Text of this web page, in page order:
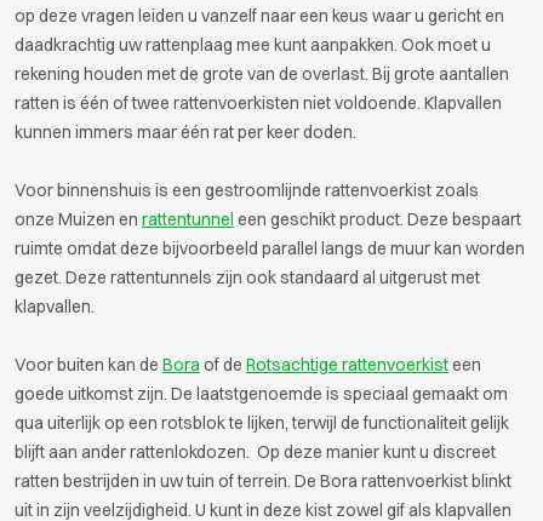
op deze vragen leiden u vanzelf naar een keus waar u gericht en
daadkrachtig uw rattenplaag mee kunt aanpakken. Ook moet u
rekening houden met de grote van de overlast. Bij grote aantallen
ratten is één of twee rattenvoerkisten niet voldoende. Klapvallen
kunnen immers maar één rat per keer doden.
Voor binnenshuis is een gestroomlijnde rattenvoerkist zoals
onze Muizen en rattentunnel een geschikt product. Deze bespaart
ruimte omdat deze bijvoorbeeld parallel langs de muur kan worden
gezet. Deze rattentunnels zijn ook standaard al uitgerust met
klapvallen.
Voor buiten kan de Boraof de Rotsachtige rattenvoerkisteen
goede uitkomst zijn. De laatstgenoemde is speciaal gemaakt om
qua uiterlijk op een rotsblok te lijken, terwijl de functionaliteit gelijk
blijft aan ander rattenlokdozen. Op deze manier kunt u discreet
ratten bestrijden in uw tuin of terrein. De Bora rattenvoerkist blinkt
uit in zijn veelzijdigheid. U kunt in deze kist zowel gif als klapvallen